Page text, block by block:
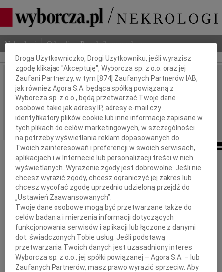
Nekrologi Odeszli Poradnik pogrzebowy
IMIĘ I NAZWISKO:
REGION: Płock
DATA EMISJI: 11.12.2020
Łącząc się w bólu i żałobie,
Profesor Ewie Wiśniewskiej
wyrazy głębokiego współczucia
z powodu śmierci
Matki
Dbamy o Twoją prywatność
Droga Użytkowniczko, Drogi Użytkowniku, jeśli wyrazisz
zgodę klikając "Akceptuję", Wyborcza sp. z o.o. oraz jej
Zaufani Partnerzy, w tym [874] Zaufanych Partnerów IAB,
jak również Agora S.A. będąca spółką powiązaną z
Wyborcza sp. z o.o., będą przetwarzać Twoje dane
osobowe takie jak adresy IP, adresy e-mail czy
identyfikatory plików cookie lub inne informacje zapisane w
tych plikach do celów marketingowych, w szczególności
na potrzeby wyświetlania reklam dopasowanych do
Twoich zainteresowań i preferencji w swoich serwisach,
aplikacjach i w Internecie lub personalizacji treści w nich
wyświetlanych. Wyrażenie zgody jest dobrowolne. Jeśli nie
chcesz wyrazić zgody, chcesz ograniczyć jej zakres lub
chcesz wycofać zgodę uprzednio udzieloną przejdź do
„Ustawień Zaawansowanych”.
Twoje dane osobowe mogą być przetwarzane także do
celów badania i mierzenia informacji dotyczących
funkcjonowania serwisów i aplikacji lub łączone z danymi
dot. świadczonych Tobie usług. Jeśli podstawą
przetwarzania Twoich danych jest uzasadniony interes
Wyborcza sp. z o.o., jej spółki powiązanej – Agora S.A. – lub
Zaufanych Partnerów, masz prawo wyrazić sprzeciw. Aby